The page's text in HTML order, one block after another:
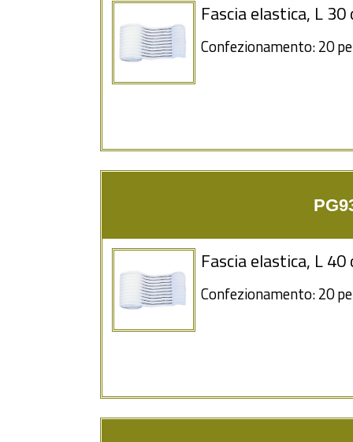
Fascia elastica, L
Confezionamento: 20
Fascia elastica, L
Confezionamento: 20